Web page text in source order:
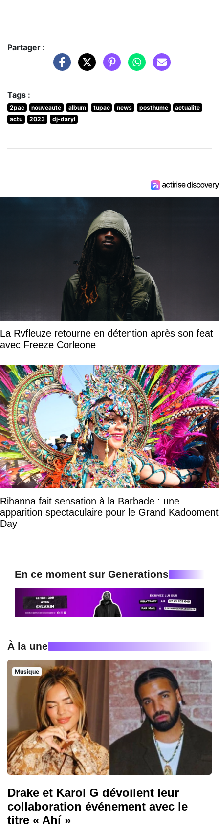
Partager :
Tags :
2pac nouveaute album tupac news posthume
actualite
actu
2023 dj-daryl
La Rvfleuze retourne en détention après son feat
avec Freeze Corleone
Rihanna fait sensation à la Barbade : une
apparition spectaculaire pour le Grand Kadooment
Day
En ce moment sur Generations
À la une
Musique
Drake et Karol G dévoilent leur
collaboration événement avec le
titre « Ahí »